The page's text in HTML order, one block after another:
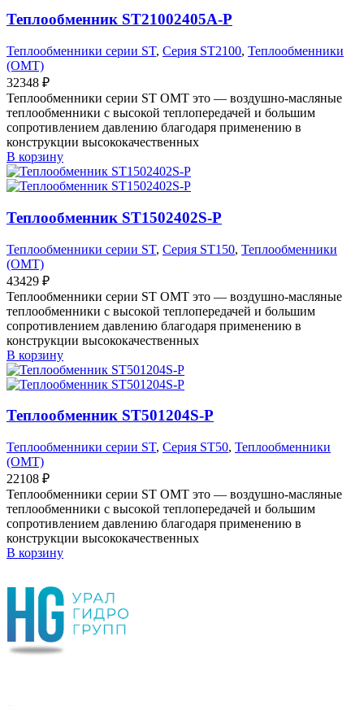
Теплообменник ST21002405A-P
Теплообменники серии ST, Серия ST2100, Теплообменники
(OMT)
32348 ₽
Теплообменники серии ST OMT это — воздушно-масляные
теплообменники с высокой теплопередачей и большим
сопротивлением давлению благодаря применению в
конструкции высококачественных
В корзину
Теплообменник ST1502402S-P
Теплообменники серии ST, Серия ST150, Теплообменники
(OMT)
43429 ₽
Теплообменники серии ST OMT это — воздушно-масляные
теплообменники с высокой теплопередачей и большим
сопротивлением давлению благодаря применению в
конструкции высококачественных
В корзину
Теплообменник ST501204S-P
Теплообменники серии ST, Серия ST50, Теплообменники
(OMT)
22108 ₽
Теплообменники серии ST OMT это — воздушно-масляные
теплообменники с высокой теплопередачей и большим
сопротивлением давлению благодаря применению в
конструкции высококачественных
В корзину